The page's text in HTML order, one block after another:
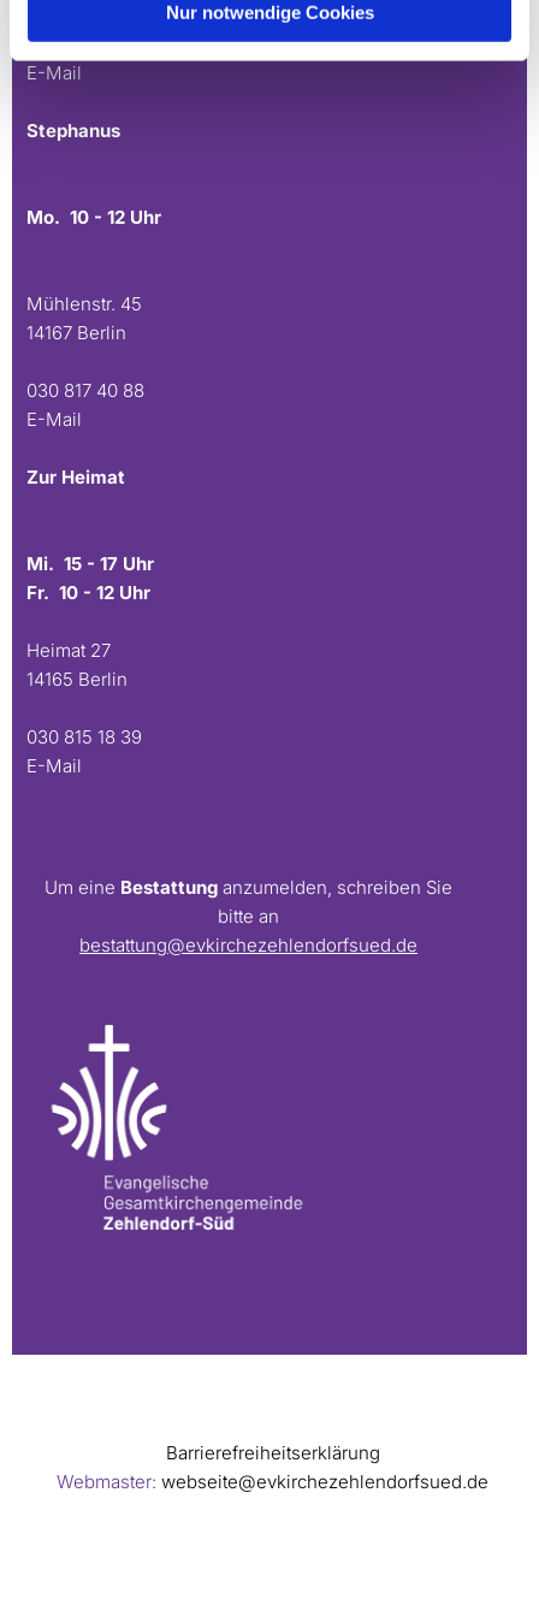
Nur notwendige Cookies
030 815 45 54
E-Mail
Stephanus
Mo. 10 - 12 Uhr
Mühlenstr. 45
14167 Berlin
030 817 40 88
E-Mail
Zur Heimat
Mi. 15 - 17 Uhr
Fr. 10 - 12 Uhr
Heimat 27
14165 Berlin
030 815 18 39
E-Mail
Um eine Bestattung anzumelden, schreiben Sie
bitte an
bestattung@evkirchezehlendorfsued.de
Barrierefreiheitserklärung
Webmaster: webseite@evkirchezehlendorfsued.de